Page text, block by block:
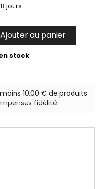
jours
Ajouter au panier
stock
10,00 € de produits
fidélité.